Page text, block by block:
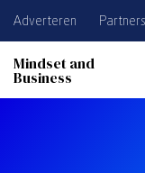
Adverteren Partners
Mindset and
Business